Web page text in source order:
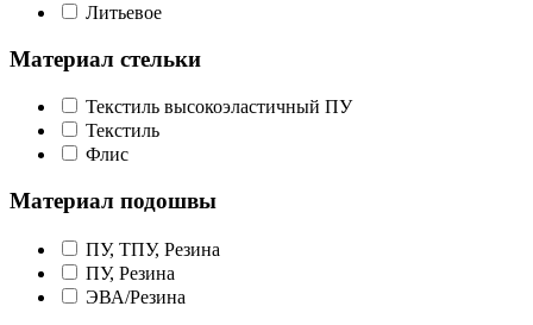
Литьевое
Материал стельки
Текстиль высокоэластичный ПУ
Текстиль
Флис
Материал подошвы
ПУ, ТПУ, Резина
ПУ, Резина
ЭВА/Резина